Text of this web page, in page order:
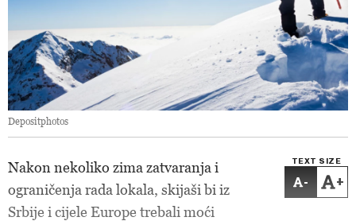
Depositphotos
TEXT SIZE
- +
Nakon nekoliko zima zatvaranja i
ograničenja rada lokala, skijaši bi iz
Srbije i cijele Europe trebali moći